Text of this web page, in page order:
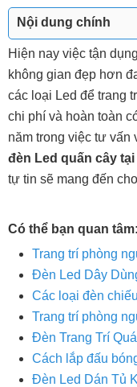
Nội dung chính
Lưu ý khi chọn
Các loại đèn Led
1.Đèn Led dây
2.Đèn Led hạt
Hiện nay việc tận
không gian đẹp hơn
các loại Led để trang
chi phí và hoàn toàn
năm trong việc tư vấn
đèn Led quấn cây tại
tự tin sẽ mang đến
Có thể bạn quan tâm:
Trang trí phòng
Đèn Led Dây
Các loại đèn
Trang trí phòng
Đèn Trang Trí
Cách lắp đấu
Đèn Led Dán Tủ